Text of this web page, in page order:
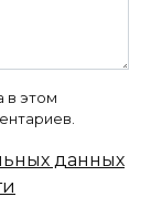
в этом
данных